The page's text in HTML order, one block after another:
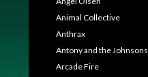
Animal Collective
Anthrax
Antony and the Johnsons
Arcade Fire